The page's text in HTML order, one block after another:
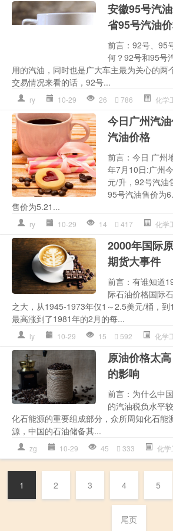
安徽95号汽
省95号汽油
前言：92号、95
何？92号和95号
用的汽油，同时也是广大车主最为关心的两
交易情况来看的话，92号...
ry 10-29 26 786 化学
今日广州汽
汽油价格
前言：今日 广州
年7月10日:广州
元/升，92号汽油
95号汽油售价为
售价为5.21...
ry 10-29 14 417 化学
2000年国际
期货大事件
前言：有谁知道
际石油价格国际
之大，从1945-1973年仅1～2.5美元/桶，
最高涨到了1981年的2月的每...
ly 10-29 15 592 化学
原油价格太
的影响
前言：为什么中
的汽油税负水平
化石能源的重要组成部分，众所周知化石能
源，中国的石油储备其...
zg 10-29 45 333 化学
1 2 3 4 5
尾页